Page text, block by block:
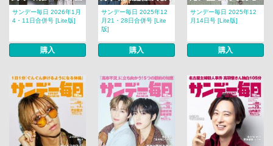
サンデー毎日 2026年1月
4・11日合併号 [Lite版]
購入
サンデー毎日 2025年12
月21・28日合併号 [Lite
版]
購入
サンデー毎日 2025年12
月14日号 [Lite版]
購入